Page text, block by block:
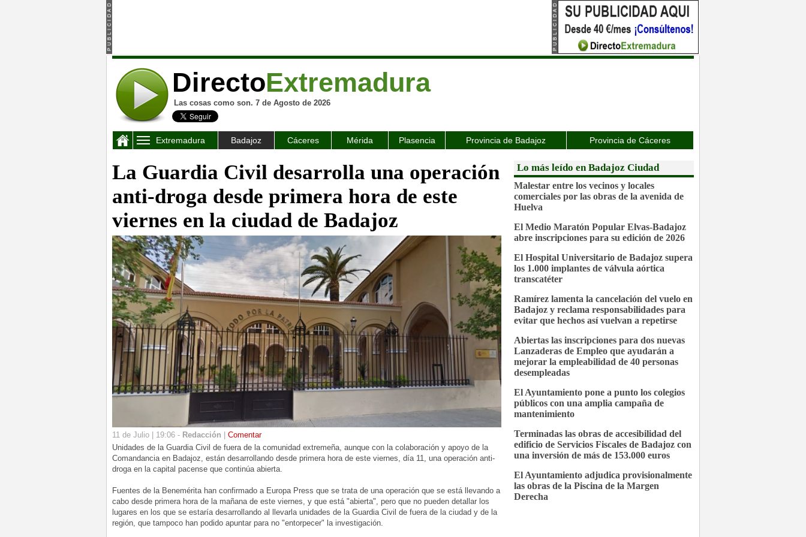
DirectoExtremadura
Las cosas como son. 7 de Agosto de 2026
Extremadura Badajoz Cáceres Mérida Plasencia Provincia de Badajoz Provincia de Cáceres
La Guardia Civil desarrolla una operación
anti-droga desde primera hora de este
viernes en la ciudad de Badajoz
11 de Julio | 19:06 - Redacción
Comentar
Unidades de la Guardia Civil de fuera de la comunidad extremeña, aunque con la colaboración y apoyo de la
Comandancia en Badajoz, están desarrollando desde primera hora de este viernes, día 11, una operación anti-
droga en la capital pacense que continúa abierta.
Fuentes de la Benemérita han confirmado a Europa Press que se trata de una operación que se está llevando a
cabo desde primera hora de la mañana de este viernes, y que está "abierta", pero que no pueden detallar los
lugares en los que se estaría desarrollando al llevarla unidades de la Guardia Civil de fuera de la ciudad y de la
región, que tampoco han podido apuntar para no "entorpecer" la investigación.
Lo más leído en Badajoz Ciudad
Malestar entre los vecinos y locales
comerciales por las obras de la avenida de
Huelva
El Medio Maratón Popular Elvas-Badajoz
abre inscripciones para su edición de 2026
El Hospital Universitario de Badajoz supera
los 1.000 implantes de válvula aórtica
transcatéter
Ramírez lamenta la cancelación del vuelo en
Badajoz y reclama responsabilidades para
evitar que hechos así vuelvan a repetirse
Abiertas las inscripciones para dos nuevas
Lanzaderas de Empleo que ayudarán a
mejorar la empleabilidad de 40 personas
desempleadas
El Ayuntamiento pone a punto los colegios
públicos con una amplia campaña de
mantenimiento
Terminadas las obras de accesibilidad del
edificio de Servicios Fiscales de Badajoz con
una inversión de más de 153.000 euros
El Ayuntamiento adjudica provisionalmente
las obras de la Piscina de la Margen
Derecha